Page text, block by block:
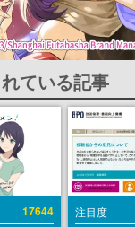
ている記事
17644 注目度